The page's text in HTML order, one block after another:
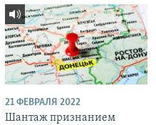
21 ФЕВРАЛЯ 2022
Шантаж признанием